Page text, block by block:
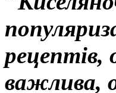
рецептів,
важлива,